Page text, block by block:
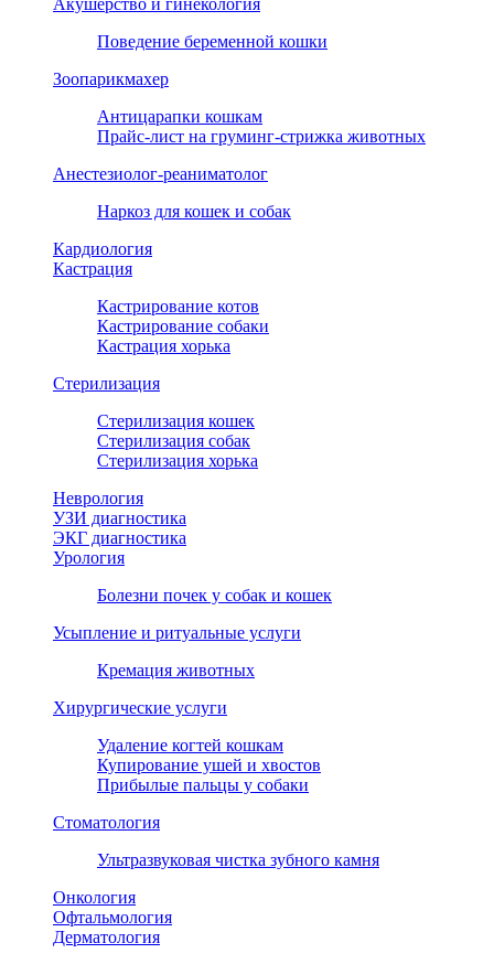
Акушерство и гинекология
Поведение беременной кошки
Зоопарикмахер
Антицарапки кошкам
Прайс-лист на груминг-стрижка животных
Анестезиолог-реаниматолог
Наркоз для кошек и собак
Кардиология
Кастрация
Кастрирование котов
Кастрирование собаки
Кастрация хорька
Стерилизация
Стерилизация кошек
Стерилизация собак
Стерилизация хорька
Неврология
УЗИ диагностика
ЭКГ диагностика
Урология
Болезни почек у собак и кошек
Усыпление и ритуальные услуги
Кремация животных
Хирургические услуги
Удаление когтей кошкам
Купирование ушей и хвостов
Прибылые пальцы у собаки
Стоматология
Ультразвуковая чистка зубного камня
Онкология
Офтальмология
Дерматология